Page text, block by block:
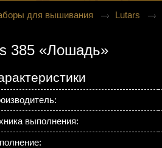
для вышивания Lutars
385 «Лошадь»
выполнения: